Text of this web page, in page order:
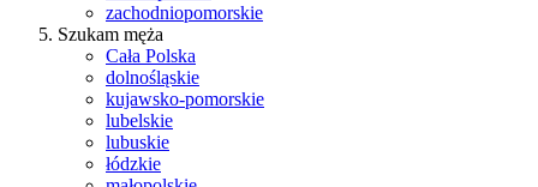
zachodniopomorskie
Szukam męża
Cała Polska
dolnośląskie
kujawsko-pomorskie
lubelskie
lubuskie
łódzkie